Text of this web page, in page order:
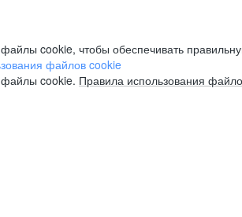
cookie, чтобы обеспечивать
файлов cookie
cookie. Правила использования